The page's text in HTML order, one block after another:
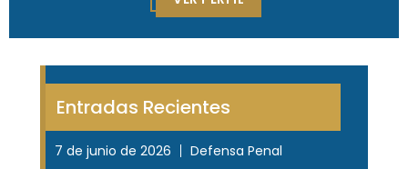
Entradas Recientes
7 de junio de 2026 Defensa Penal